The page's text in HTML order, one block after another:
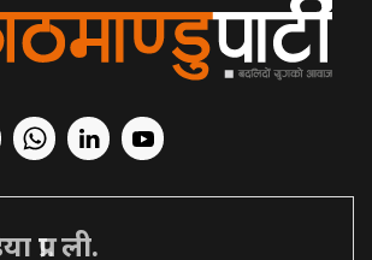
प्रा. ली.